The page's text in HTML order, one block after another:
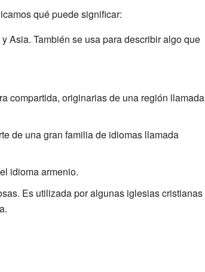
qué puede significar:
Asia. También se usa para describir algo que
compartida, originarias de una región llamada
de una gran familia de idiomas llamada
idioma armenio.
Es utilizada por algunas iglesias cristianas